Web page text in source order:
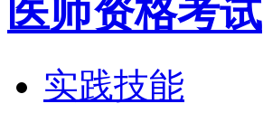
医师资格考试
实践技能